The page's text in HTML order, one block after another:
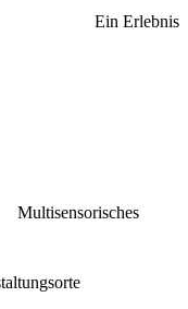
Ein Erlebnis
Multisensorisches